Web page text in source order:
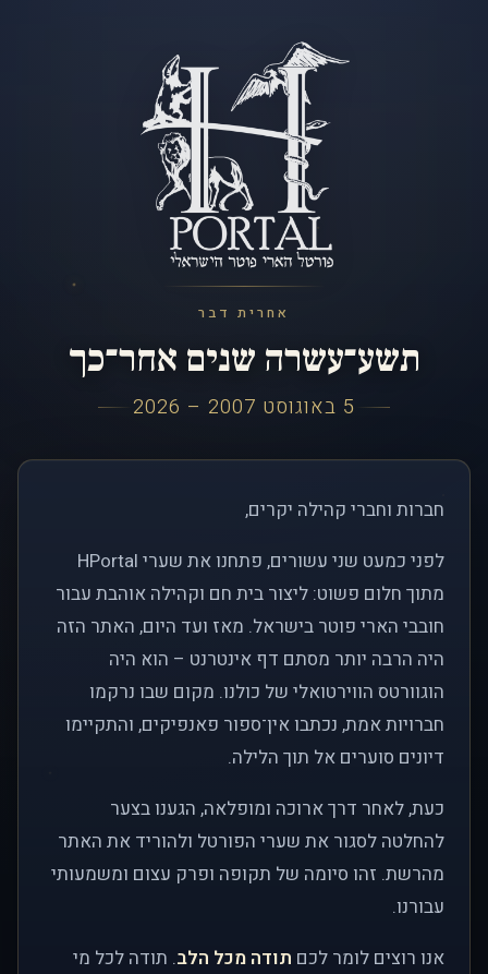
אחרית דבר
תשע־עשרה שנים אחר־כך
5 באוגוסט 2007 – 2026
חברות וחברי קהילה יקרים,
לפני כמעט שני עשורים, פתחנו את שערי HPortal
מתוך חלום פשוט: ליצור בית חם וקהילה אוהבת עבור
חובבי הארי פוטר בישראל. מאז ועד היום, האתר הזה
היה הרבה יותר מסתם דף אינטרנט – הוא היה
הוגוורטס הווירטואלי של כולנו. מקום שבו נרקמו
חברויות אמת, נכתבו אין־ספור פאנפיקים, והתקיימו
דיונים סוערים אל תוך הלילה.
כעת, לאחר דרך ארוכה ומופלאה, הגענו בצער
להחלטה לסגור את שערי הפורטל ולהוריד את האתר
מהרשת. זהו סיומה של תקופה ופרק עצום ומשמעותי
עבורנו.
אנו רוצים לומר לכם תודה מכל הלב. תודה לכל מי